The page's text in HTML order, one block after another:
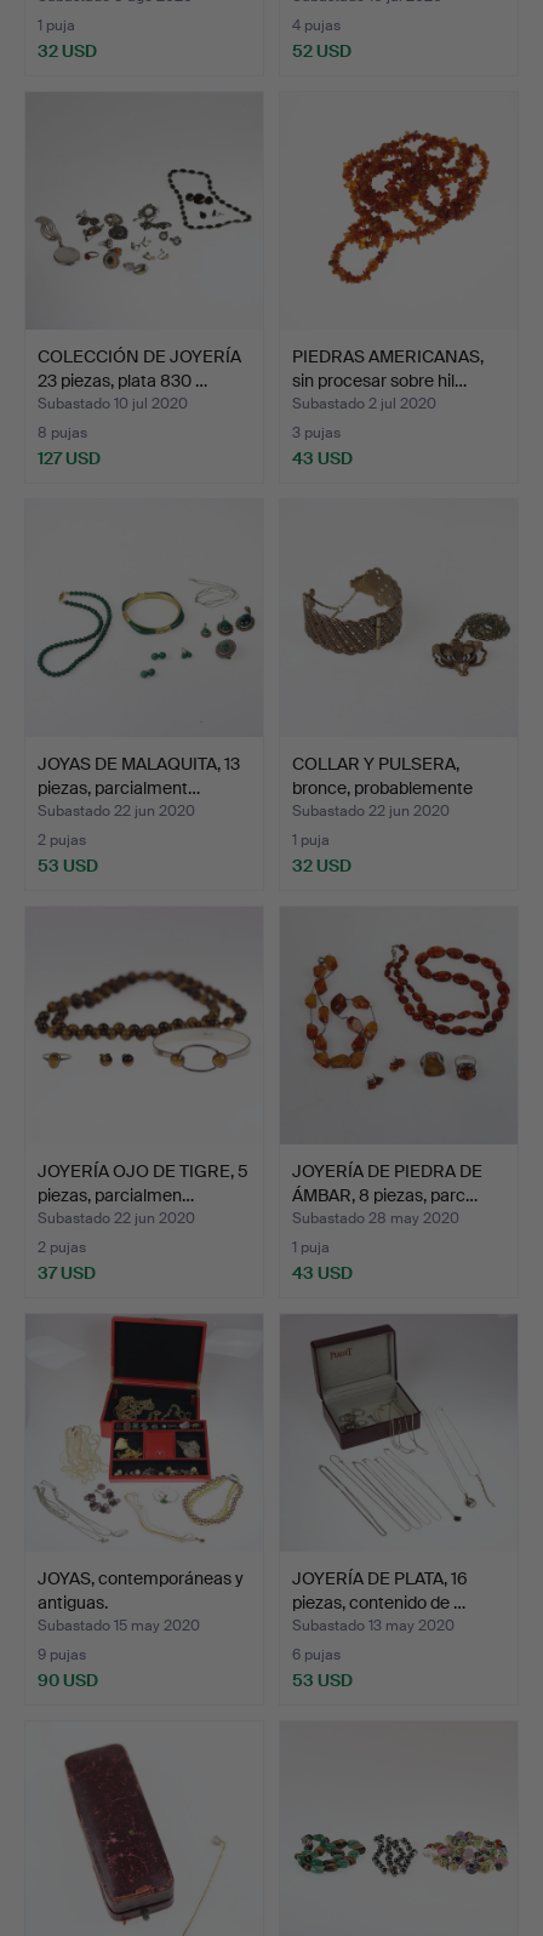
1 puja
32 USD
4 pujas
52 USD
COLECCIÓN DE JOYERÍA
23 piezas, plata 830 …
Subastado 10 jul 2020
8 pujas
127 USD
PIEDRAS AMERICANAS,
sin procesar sobre hil…
Subastado 2 jul 2020
3 pujas
43 USD
JOYAS DE MALAQUITA, 13
piezas, parcialment…
Subastado 22 jun 2020
2 pujas
53 USD
COLLAR Y PULSERA,
bronce, probablemente
Ka…
Subastado 22 jun 2020
1 puja
32 USD
JOYERÍA OJO DE TIGRE, 5
piezas, parcialmen…
Subastado 22 jun 2020
2 pujas
37 USD
JOYERÍA DE PIEDRA DE
ÁMBAR, 8 piezas, parc…
Subastado 28 may 2020
1 puja
43 USD
JOYAS, contemporáneas y
antiguas.
Subastado 15 may 2020
9 pujas
90 USD
JOYERÍA DE PLATA, 16
piezas, contenido de …
Subastado 13 may 2020
6 pujas
53 USD